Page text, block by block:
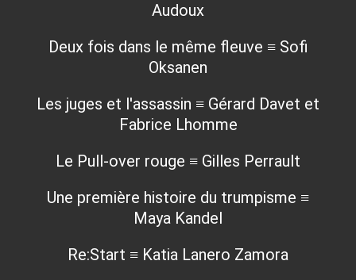
Audoux
Deux fois dans le même fleuve ≡ Sofi
Oksanen
Les juges et l'assassin ≡ Gérard Davet et
Fabrice Lhomme
Le Pull-over rouge ≡ Gilles Perrault
Une première histoire du trumpisme ≡
Maya Kandel
Re:Start ≡ Katia Lanero Zamora